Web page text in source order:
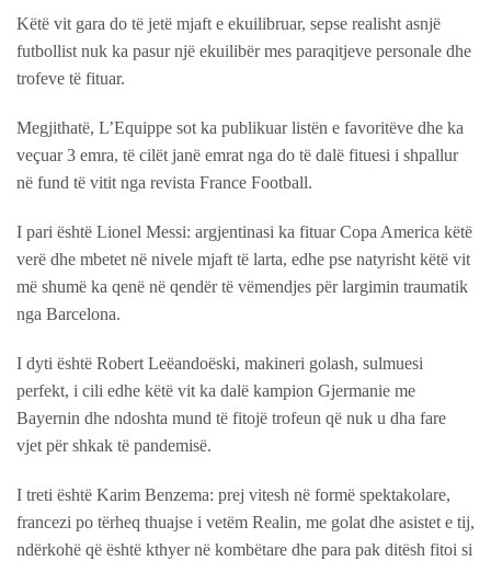
Këtë vit gara do të jetë mjaft e ekuilibruar, sepse realisht asnjë
futbollist nuk ka pasur një ekuilibër mes paraqitjeve personale dhe
trofeve të fituar.
Megjithatë, L’Equippe sot ka publikuar listën e favoritëve dhe ka
veçuar 3 emra, të cilët janë emrat nga do të dalë fituesi i shpallur
në fund të vitit nga revista France Football.
I pari është Lionel Messi: argjentinasi ka fituar Copa America këtë
verë dhe mbetet në nivele mjaft të larta, edhe pse natyrisht këtë vit
më shumë ka qenë në qendër të vëmendjes për largimin traumatik
nga Barcelona.
I dyti është Robert Leëandoëski, makineri golash, sulmuesi
perfekt, i cili edhe këtë vit ka dalë kampion Gjermanie me
Bayernin dhe ndoshta mund të fitojë trofeun që nuk u dha fare
vjet për shkak të pandemisë.
I treti është Karim Benzema: prej vitesh në formë spektakolare,
francezi po tërheq thuajse i vetëm Realin, me golat dhe asistet e tij,
ndërkohë që është kthyer në kombëtare dhe para pak ditësh fitoi si